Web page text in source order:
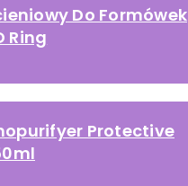
Do Formówek
Ring
Protective